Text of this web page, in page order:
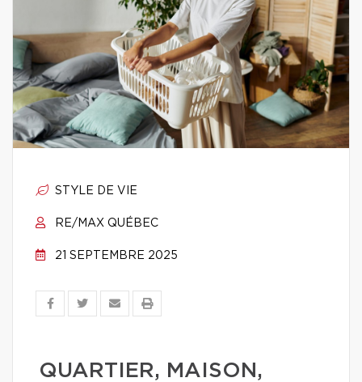
STYLE DE VIE
RE/MAX QUÉBEC
21 SEPTEMBRE 2025
QUARTIER, MAISON,